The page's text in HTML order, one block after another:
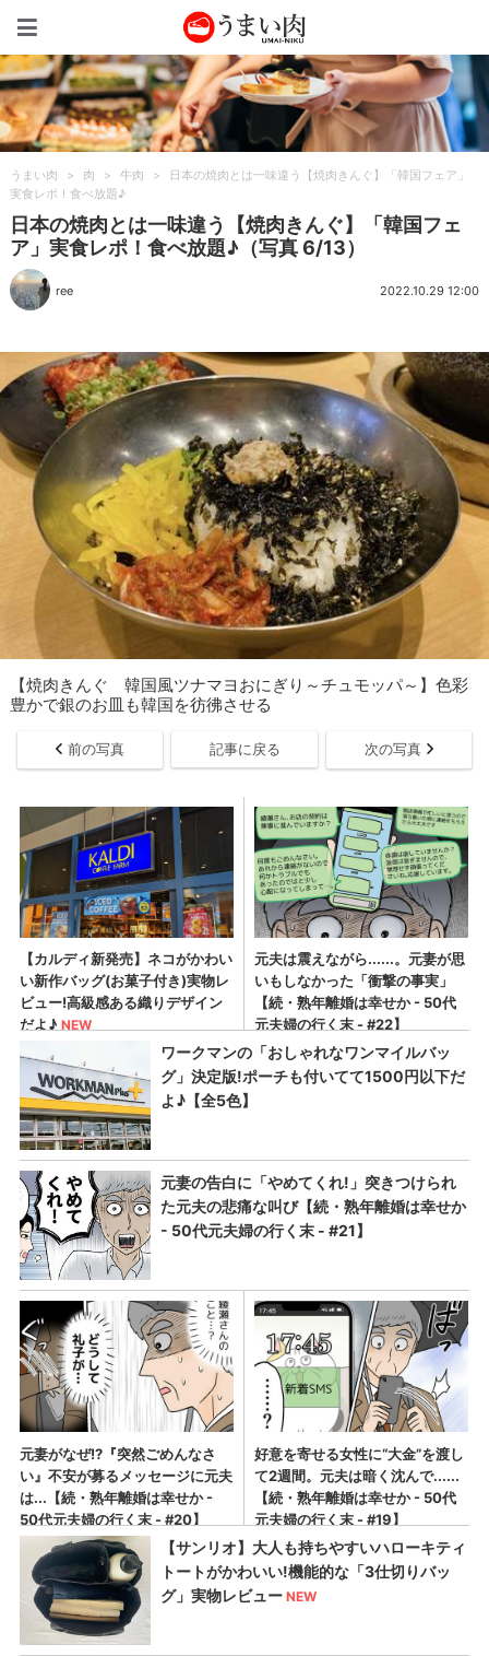
うまい肉 > 肉 > 牛肉 >
日本の焼肉とは一味違う【焼肉きんぐ】「韓国フェア」
実食レポ！食べ放題♪
日本の焼肉とは一味違う【焼肉きんぐ】「韓国フェ
ア」実食レポ！食べ放題♪（写真 6/13）
ree 2022.10.29 12:00
【焼肉きんぐ 韓国風ツナマヨおにぎり～チュモッパ～】色彩
豊かで銀のお皿も韓国を彷彿させる
前の写真 記事に戻る 次の写真